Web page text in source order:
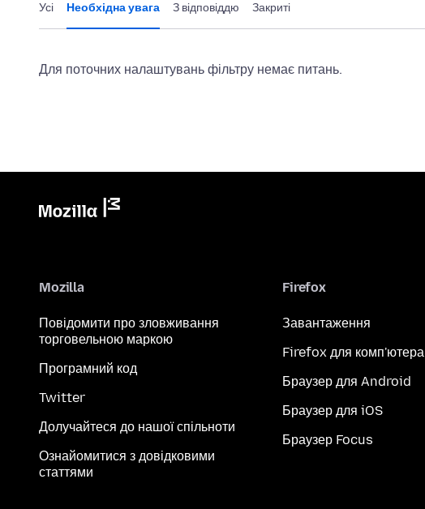
Усі Необхідна увага З відповіддю Закриті
Для поточних налаштувань фільтру немає питань.
Mozilla
Повідомити про зловживання
торговельною маркою
Програмний код
Twitter
Долучайтеся до нашої спільноти
Ознайомитися з довідковими
статтями
Firefox
Завантаження
Firefox для комп'ютера
Браузер для Android
Браузер для iOS
Браузер Focus